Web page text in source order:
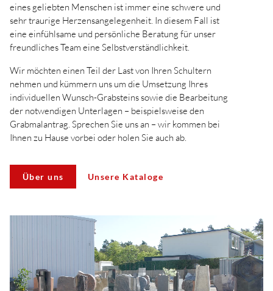
eines geliebten Menschen ist immer eine schwere und
sehr traurige Herzensangelegenheit. In diesem Fall ist
eine einfühlsame und persönliche Beratung für unser
freundliches Team eine Selbstverständlichkeit.
Wir möchten einen Teil der Last von Ihren Schultern
nehmen und kümmern uns um die Umsetzung Ihres
individuellen Wunsch-Grabsteins sowie die Bearbeitung
der notwendigen Unterlagen – beispielsweise den
Grabmalantrag. Sprechen Sie uns an – wir kommen bei
Ihnen zu Hause vorbei oder holen Sie auch ab.
Über uns Unsere Kataloge